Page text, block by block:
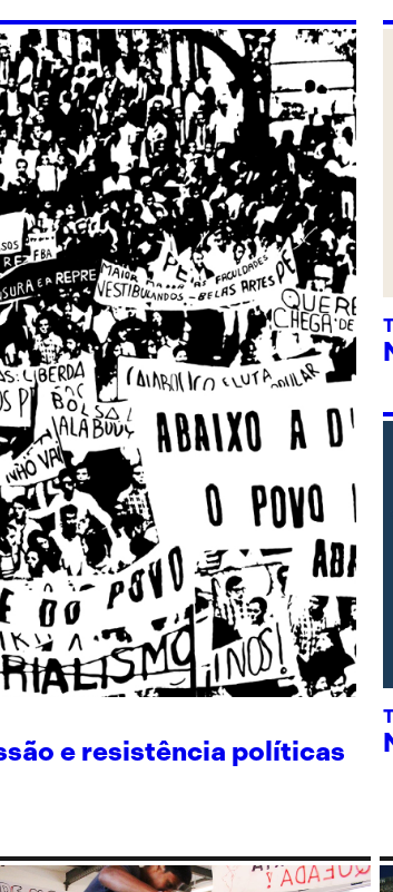
e resistência políticas